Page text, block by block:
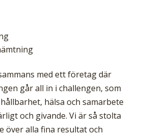
med ett företag där
går all in i challengen, som
hälsa och samarbete
och givande. Vi är så stolta
över alla fina resultat och